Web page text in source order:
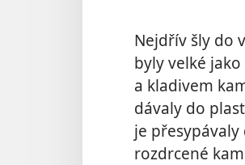
Nejdřív šly do
byly velké
a kladivem
dávaly do
je
rozdrcené